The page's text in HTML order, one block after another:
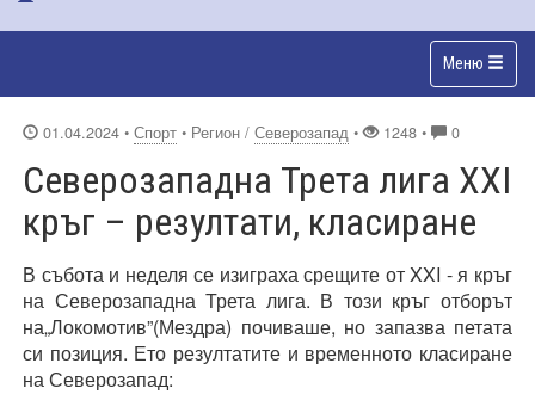
Меню
01.04.2024 • Спорт • Регион / Северозапад • 1248 • 0
Северозападна Трета лига XXI
кръг – резултати, класиране
В събота и неделя се изиграха срещите от XXI - я кръг
на Северозападна Трета лига. В този кръг отборът
на„Локомотив”(Мездра) почиваше, но запазва петата
си позиция. Ето резултатите и временното класиране
на Северозапад: